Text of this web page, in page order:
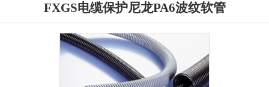
FXGS电缆保护尼龙PA6波纹软管